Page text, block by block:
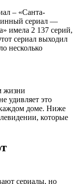
– «Санта-
сериал —
имела 2 137 серий,
сериал выходил
несколько
жизни
удивляет это
каждом доме. Ниже
которые
сериалы, но